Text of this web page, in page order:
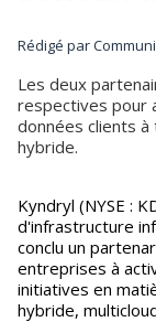
Rédigé par
Les deux
respectives pour
données clients
hybride.
Kyndryl (NYSE : KD), le plus grand fournisseur de services
d'infrastructure
conclu un
entreprises à
initiatives en
hybride,